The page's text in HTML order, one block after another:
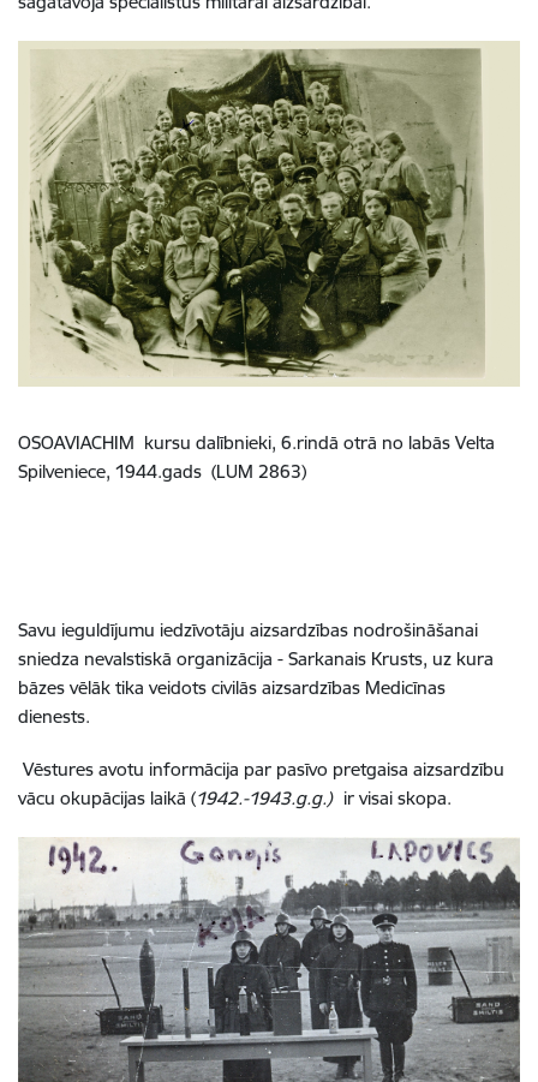
OSOAVIACHIM kursu dalībnieki, 6.rindā otrā no labās Velta
Spilveniece, 1944.gads (LUM 2863)
Savu ieguldījumu iedzīvotāju aizsardzības nodrošināšanai
sniedza nevalstiskā organizācija - Sarkanais Krusts, uz kura
bāzes vēlāk tika veidots civilās aizsardzības Medicīnas
dienests.
Vēstures avotu informācija par pasīvo pretgaisa aizsardzību
vācu okupācijas laikā (1942.-1943.g.g.) ir visai skopa.